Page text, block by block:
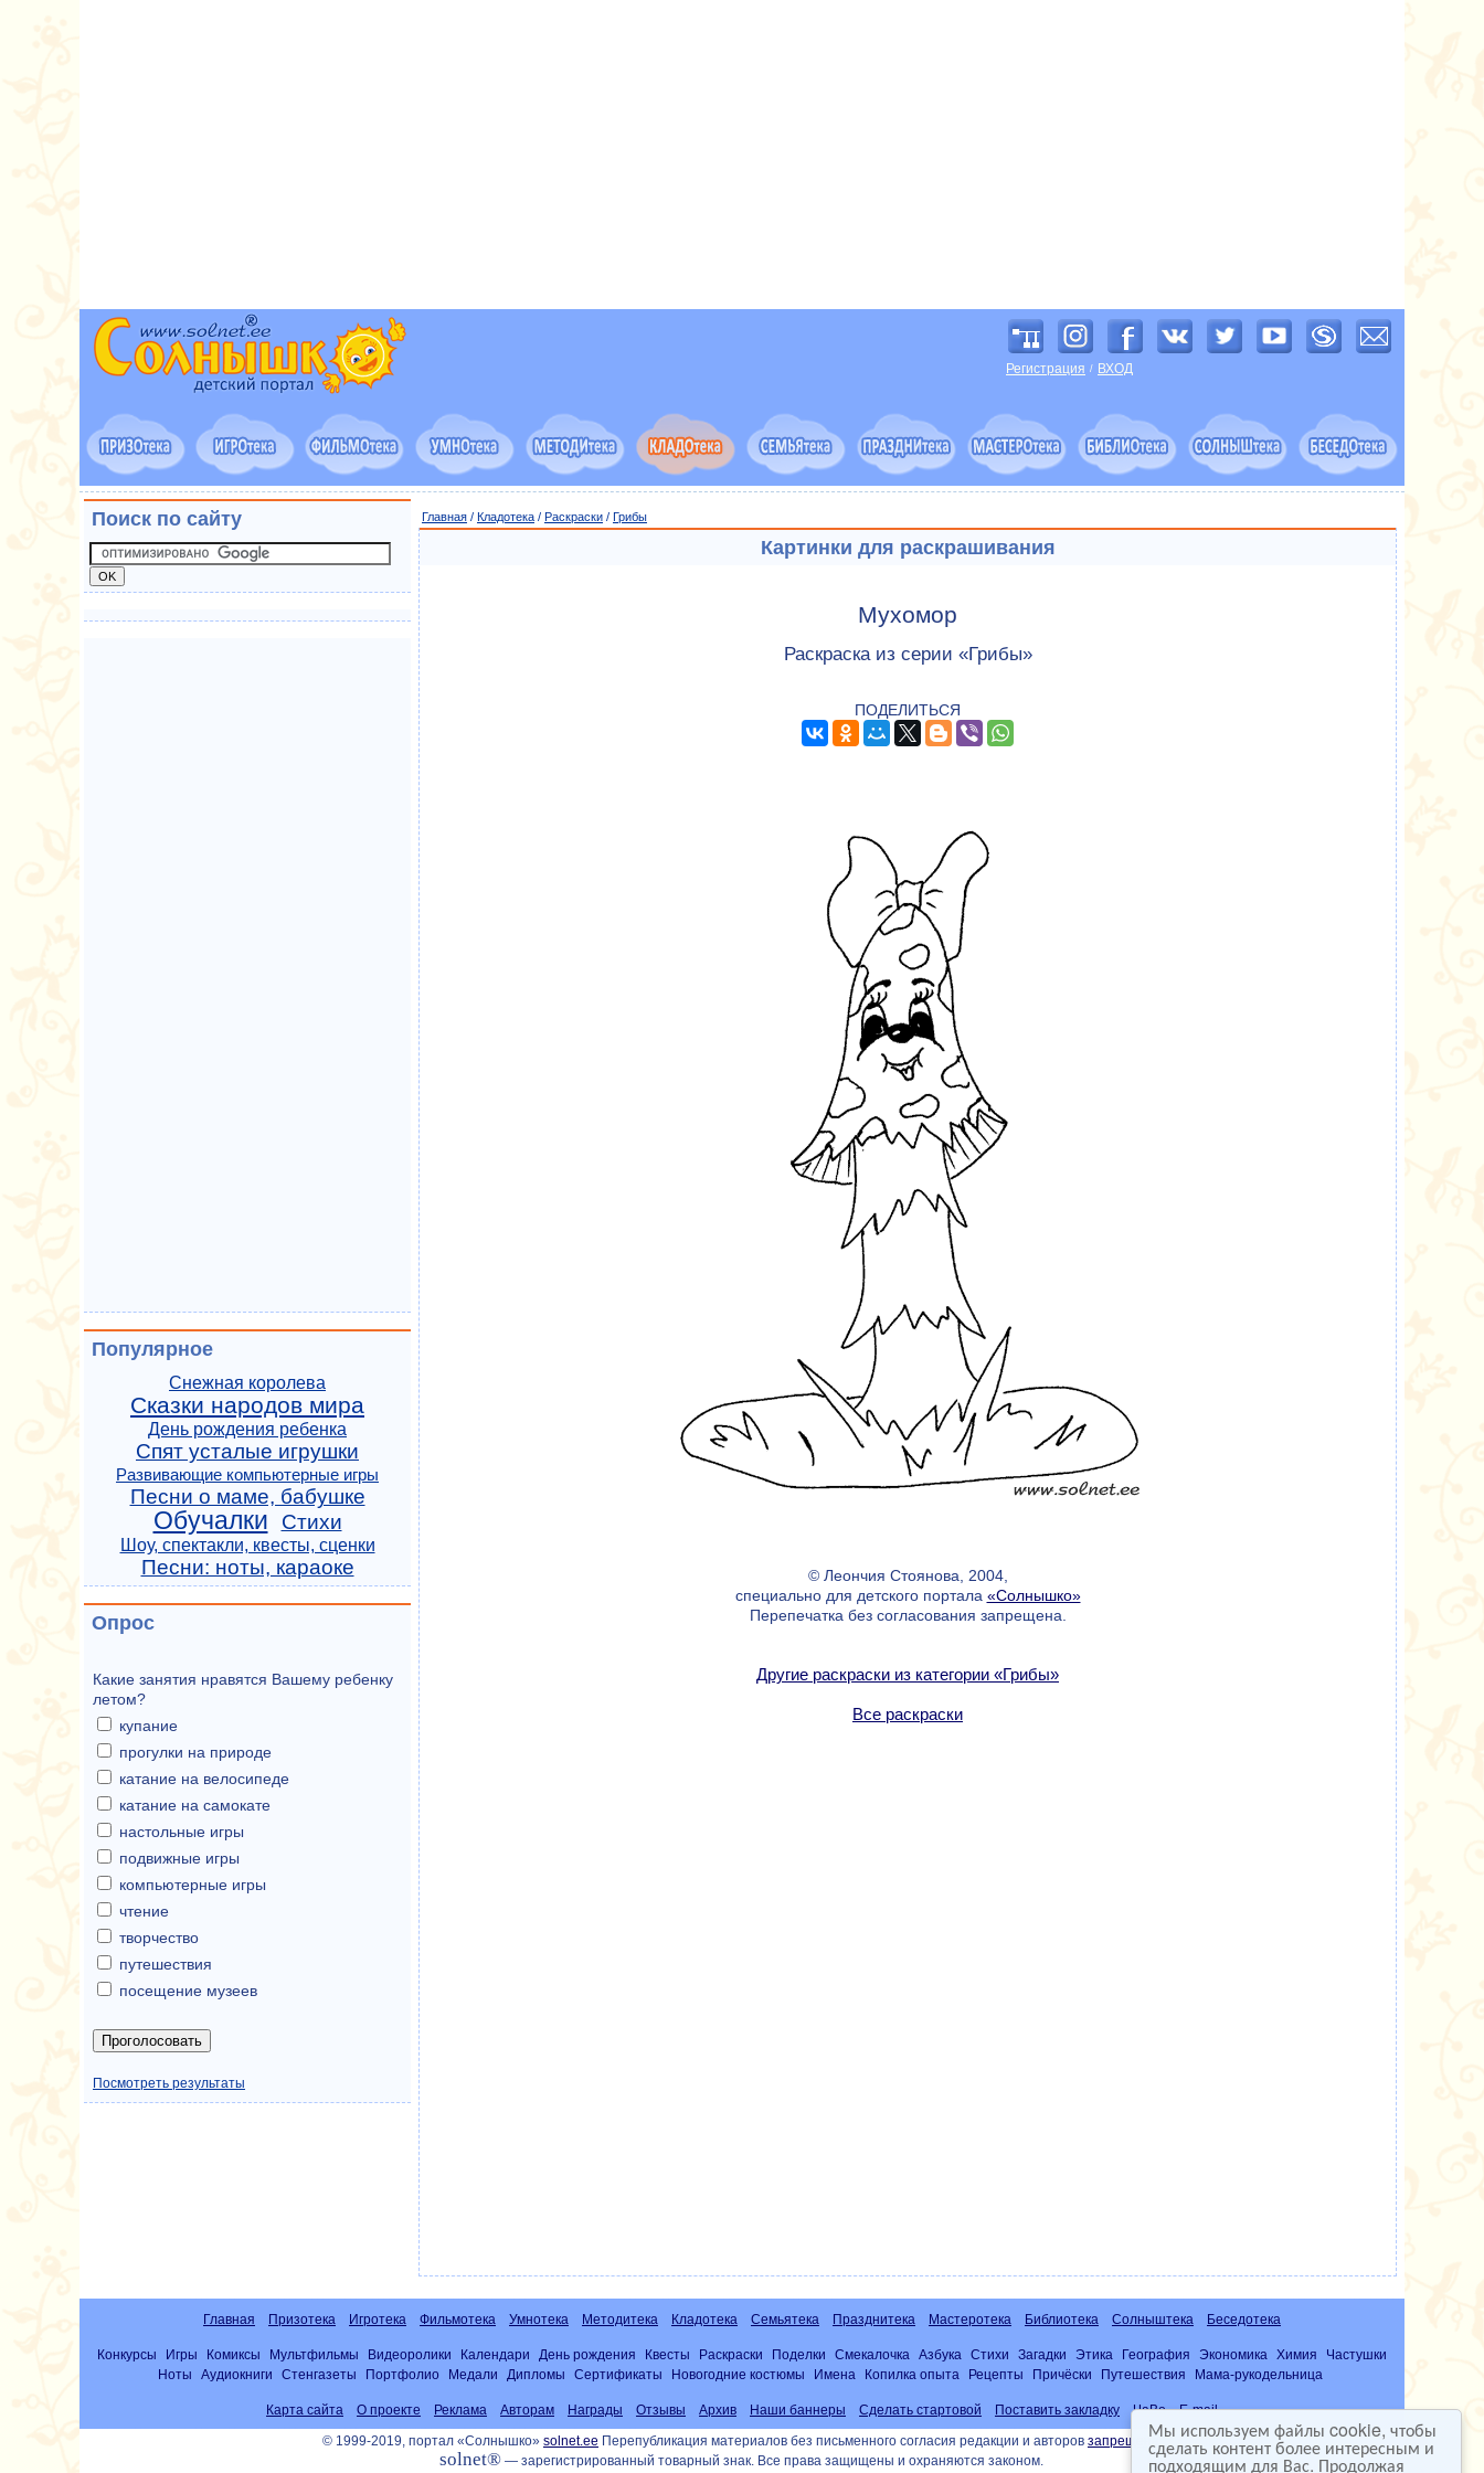
Мы используем файлы cookie, чтобы
сделать контент более интересным и
подходящим для Вас. Продолжая
Регистрация / ВХОД
Главная / Кладотека / Раскраски / Грибы
Картинки для раскрашивания
Мухомор
Раскраска из серии «Грибы»
ПОДЕЛИТЬСЯ
© Леончия Стоянова, 2004,
специально для детского портала «Солнышко»
Перепечатка без согласования запрещена.
Другие раскраски из категории «Грибы»
Все раскраски
Поиск по сайту
Популярное
Снежная королева
Сказки народов мира
День рождения ребенка
Спят усталые игрушки
Развивающие компьютерные игры
Песни о маме, бабушке
Обучалки Стихи
Шоу, спектакли, квесты, сценки
Песни: ноты, караоке
Опрос
Какие занятия нравятся Вашему ребенку
летом?
купание
прогулки на природе
катание на велосипеде
катание на самокате
настольные игры
подвижные игры
компьютерные игры
чтение
творчество
путешествия
посещение музеев
Посмотреть результаты
Главная Призотека Игротека Фильмотека Умнотека Методитека Кладотека Семьятека Празднитека Мастеротека Библиотека Солныштека Беседотека
Конкурсы Игры Комиксы Мультфильмы Видеоролики Календари День рождения Квесты Раскраски Поделки Смекалочка Азбука Стихи Загадки Этика География Экономика Химия
Частушки
Ноты
Аудиокниги Стенгазеты Портфолио Медали Дипломы Сертификаты Новогодние костюмы Имена Копилка опыта Рецепты Причёски Путешествия Мама-рукодельница
Карта сайта О проекте Реклама Авторам Награды Отзывы Архив Наши баннеры Сделать стартовой Поставить закладку ЧаВо
E-mail
© 1999-2019, портал «Солнышко» solnet.ee Перепубликация материалов без письменного согласия редакции и авторов запрещена
solnet®— зарегистрированный товарный знак. Все права защищены и охраняются законом.